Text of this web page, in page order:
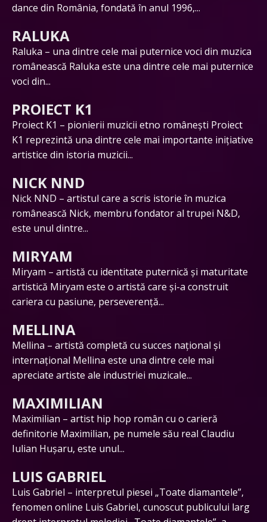
dance din România, fondată în anul 1996,...
RALUKA
Raluka – una dintre cele mai puternice voci din muzica
românească Raluka este una dintre cele mai puternice
voci din...
PROIECT K1
Proiect K1 – pionierii muzicii etno românești Proiect
K1 reprezintă una dintre cele mai importante inițiative
artistice din istoria muzicii...
NICK NND
Nick NND – artistul care a scris istorie în muzica
românească Nick, membru fondator al trupei N&D,
este unul dintre...
MIRYAM
Miryam – artistă cu identitate puternică și maturitate
artistică Miryam este o artistă care și-a construit
cariera cu pasiune, perseverență...
MELLINA
Mellina – artistă completă cu succes național și
internațional Mellina este una dintre cele mai
apreciate artiste ale industriei muzicale...
MAXIMILIAN
Maximilian – artist hip hop român cu o carieră
definitorie Maximilian, pe numele său real Claudiu
Iulian Hușaru, este unul...
LUIS GABRIEL
Luis Gabriel – interpretul piesei „Toate diamantele”,
fenomen online Luis Gabriel, cunoscut publicului larg